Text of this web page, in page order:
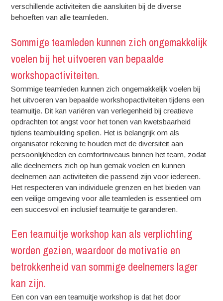
verschillende activiteiten die aansluiten bij de diverse
behoeften van alle teamleden.
Sommige teamleden kunnen zich ongemakkelijk
voelen bij het uitvoeren van bepaalde
workshopactiviteiten.
Sommige teamleden kunnen zich ongemakkelijk voelen bij
het uitvoeren van bepaalde workshopactiviteiten tijdens een
teamuitje. Dit kan variëren van verlegenheid bij creatieve
opdrachten tot angst voor het tonen van kwetsbaarheid
tijdens teambuilding spellen. Het is belangrijk om als
organisator rekening te houden met de diversiteit aan
persoonlijkheden en comfortniveaus binnen het team, zodat
alle deelnemers zich op hun gemak voelen en kunnen
deelnemen aan activiteiten die passend zijn voor iedereen.
Het respecteren van individuele grenzen en het bieden van
een veilige omgeving voor alle teamleden is essentieel om
een succesvol en inclusief teamuitje te garanderen.
Een teamuitje workshop kan als verplichting
worden gezien, waardoor de motivatie en
betrokkenheid van sommige deelnemers lager
kan zijn.
Een con van een teamuitje workshop is dat het door